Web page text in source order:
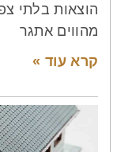
הוצאות בלתי
מהווים אתגר
קרא עוד »